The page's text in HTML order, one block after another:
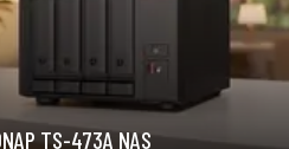
TS-473A NAS